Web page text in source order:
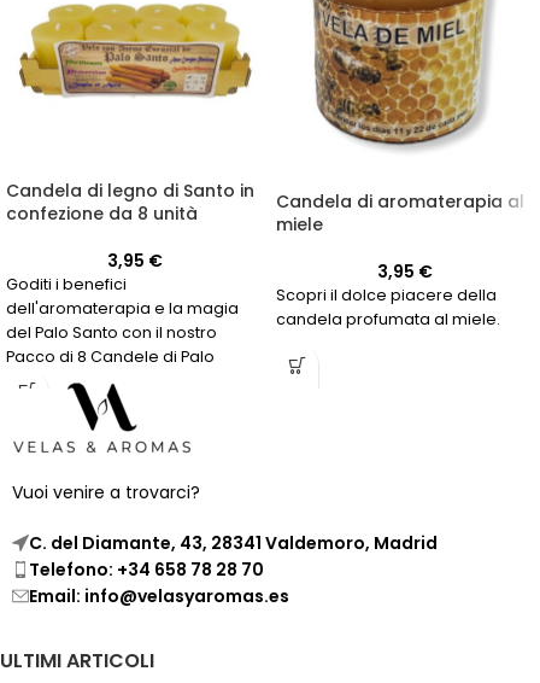
Candela di legno di Santo in
confezione da 8 unità
3,95 €
Goditi i benefici
dell'aromaterapia e la magia
del Palo Santo con il nostro
Pacco di 8 Candele di Palo
Santo. Acquista ora!
Candela di aromaterapia al
miele
3,95 €
Scopri il dolce piacere della
candela profumata al miele.
Vuoi venire a trovarci?
C. del Diamante, 43, 28341 Valdemoro, Madrid
Telefono: +34 658 78 28 70
Email: info@velasyaromas.es
ULTIMI ARTICOLI